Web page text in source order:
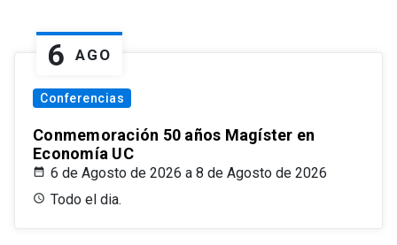
6 AGO
Conferencias
Conmemoración 50 años Magíster en
Economía UC
6 de Agosto de 2026 a 8 de Agosto de 2026
Todo el dia.